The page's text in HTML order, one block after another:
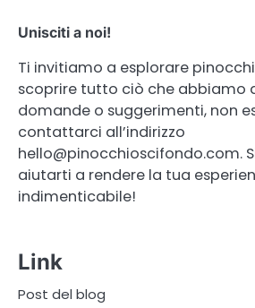
Unisciti a noi!
Ti invitiamo a esplorare
scoprire tutto ciò che abbiamo
domande o suggerimenti, non
contattarci all’indirizzo
hello@pinocchioscifondo.com.
aiutarti a rendere la tua
indimenticabile!
Link
Post del blog